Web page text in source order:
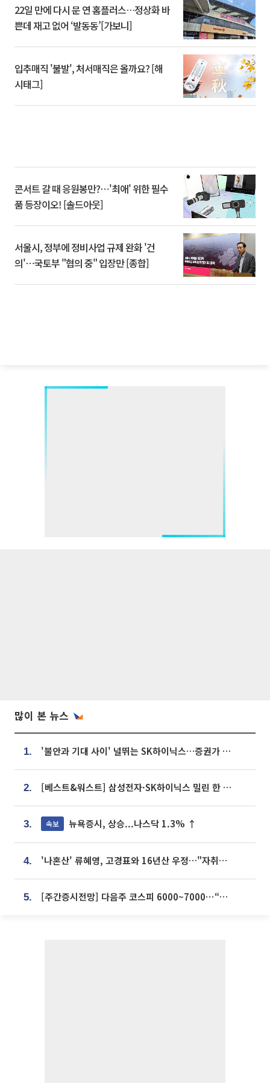
22일 만에 다시 문 연 홈플러스…정상화 바
쁜데 재고 없어 ‘발동동’[가보니]
입추매직 '불발', 처서매직은 올까요? [해
시태그]
콘서트 갈 때 응원봉만?⋯'최애' 위한 필수
품 등장이오! [솔드아웃]
서울시, 정부에 정비사업 규제 완화 '건
의'⋯국토부 "협의 중" 입장만 [종합]
많이 본 뉴스
1. '불안과 기대 사이' 널뛰는 SK하이닉스…증권가 "HBM4·LTA 기반 펀터멘털 견고"
2. [베스트&워스트] 삼성전자·SK하이닉스 밀린 한 주…상상인증권은 85% 급등
3. 속보 뉴욕증시, 상승...나스닥 1.3% ↑
4. '나혼산' 류혜영, 고경표와 16년산 우정…"자취방서 부모님과 마주쳐"
5. [주간증시전망] 다음주 코스피 6000~7000⋯“外人 수급은 정책이 변수”